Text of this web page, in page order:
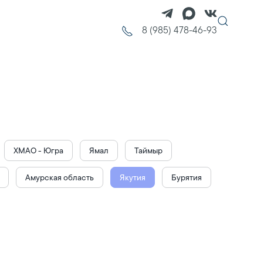
8 (985) 478-46-93
ХМАО - Югра Ямал Таймыр
Амурская область Якутия Бурятия